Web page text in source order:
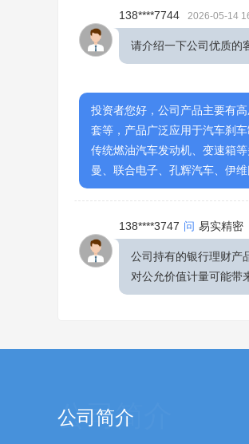
138****7744 2026-05-14
请介绍一下公司优质的
投资者您好，公司产品主要有
套等，产品广泛应用于汽车刹
传统燃油汽车发动机、变速箱
曼、联合电子、孔辉汽车、伊
138****3747 问 易实精密
公司持有的银行理财产
对公允价值计量可能带
财产品的公允价值变动情况，
见，确保理财策略与市场环境
公司简介